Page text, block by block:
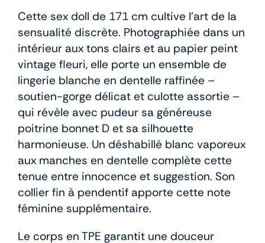
Cette sex doll de 171 cm cultive l’art de la
sensualité discrète. Photographiée dans un
intérieur aux tons clairs et au papier peint
vintage fleuri, elle porte un ensemble de
lingerie blanche en dentelle raffinée –
soutien-gorge délicat et culotte assortie –
qui révèle avec pudeur sa généreuse
poitrine bonnet D et sa silhouette
harmonieuse. Un déshabillé blanc vaporeux
aux manches en dentelle complète cette
tenue entre innocence et suggestion. Son
collier fin à pendentif apporte cette note
féminine supplémentaire.
Le corps en TPE garantit une douceur